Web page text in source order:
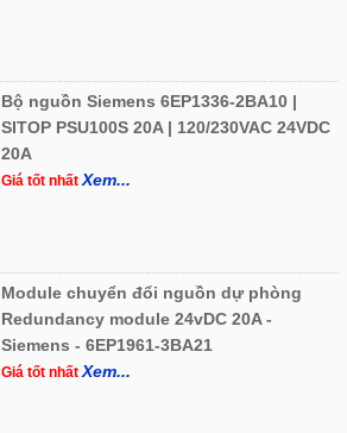
Bộ nguồn Siemens 6EP1336-2BA10 |
SITOP PSU100S 20A | 120/230VAC 24VDC
20A
Giá tốt nhấtXem...
Module chuyển đổi nguồn dự phòng
Redundancy module 24vDC 20A -
Siemens - 6EP1961-3BA21
Giá tốt nhấtXem...